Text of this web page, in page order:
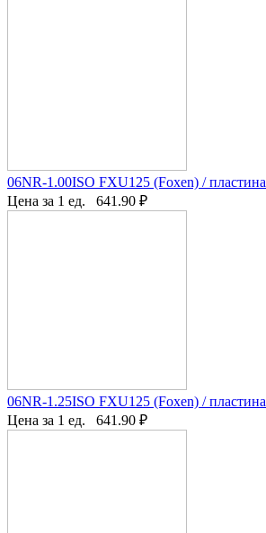
06NR-1.00ISO FXU125 (Foxen) / пластина
Цена за 1 ед.
641.90 ₽
06NR-1.25ISO FXU125 (Foxen) / пластина
Цена за 1 ед.
641.90 ₽